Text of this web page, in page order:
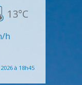
13°C
h
à 18h45